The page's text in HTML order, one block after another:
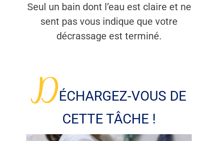
Seul un bain dont l’eau est claire et ne
sent pas vous indique que votre
décrassage est terminé.
DÉCHARGEZ-VOUS DE
CETTE TÂCHE !